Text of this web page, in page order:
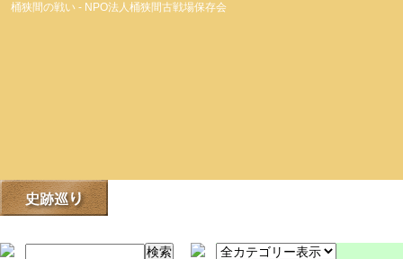
桶狭間の戦い - NPO法人桶狭間古戦場保存会